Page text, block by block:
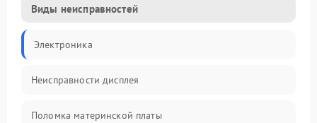
Виды неисправностей
Электроника
Неисправности дисплея
Поломка материнской платы